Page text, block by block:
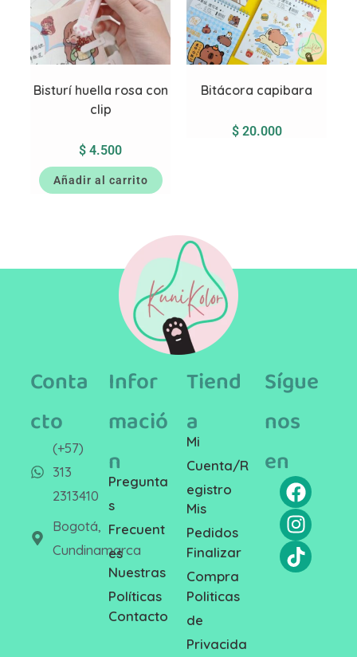
Bisturí huella rosa con
clip
$ 4.500
Añadir al carrito
Bitácora capibara
$20.000
Conta
cto
(+57)
313
2313410
Bogotá,
Cundinamarca
Infor
mació
n
Pregunta
s
Frecuent
es
Nuestras
Políticas
Contacto
Tiend
a
Mi
Cuenta/R
egistro
Mis
Pedidos
Finalizar
Compra
Politicas
de
Privacida
Sígue
nos
en